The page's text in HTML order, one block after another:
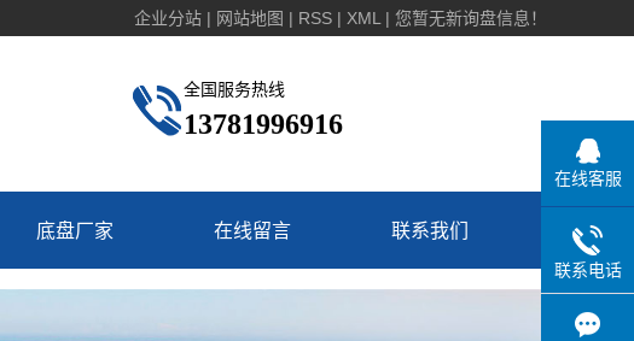
企业分站 | 网站地图 | RSS | XML | 您暂无新询盘信息！
全国服务热线
13781996916
底盘厂家 在线留言 联系我们
在线客服
联系电话